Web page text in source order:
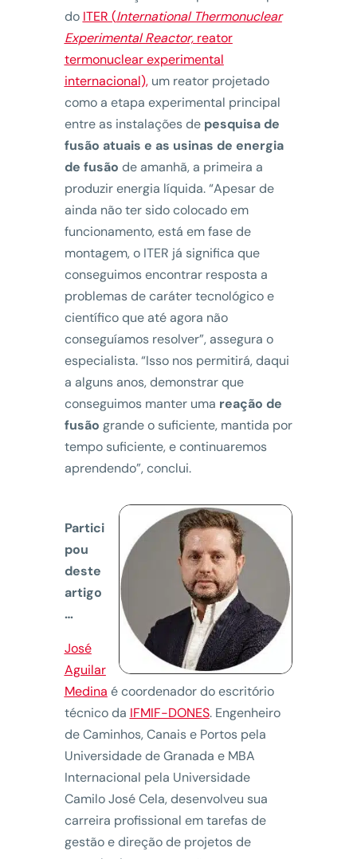
do ITER (International Thermonuclear
Experimental Reactor, reator
termonuclear experimental
internacional),um reator projetado
como a etapa experimental principal
entre as instalações de pesquisa de
fusão atuais e as usinas de energia
de fusão de amanhã, a primeira a
produzir energia líquida. “Apesar de
ainda não ter sido colocado em
funcionamento, está em fase de
montagem, o ITER já significa que
conseguimos encontrar resposta a
problemas de caráter tecnológico e
científico que até agora não
conseguíamos resolver”, assegura o
especialista. “Isso nos permitirá, daqui
a alguns anos, demonstrar que
conseguimos manter uma reação de
fusão grande o suficiente, mantida por
tempo suficiente, e continuaremos
aprendendo”, conclui.
Partici
pou
deste
artigo
…
José
Aguilar
Medina é coordenador do escritório
técnico da IFMIF-DONES. Engenheiro
de Caminhos, Canais e Portos pela
Universidade de Granada e MBA
Internacional pela Universidade
Camilo José Cela, desenvolveu sua
carreira profissional em tarefas de
gestão e direção de projetos de